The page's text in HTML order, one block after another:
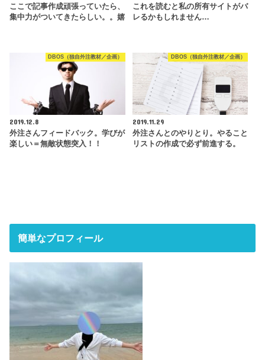
ここで記事作成頑張っていたら、
集中力がついてきたらしい。。嬉
これを読むと私の所有サイトがバ
レるかもしれません…
DBOS（独自外注教材／企画）
2019.12.8
外注さんフィードバック。学びが
楽しい＝無敵状態突入！！
DBOS（独自外注教材／企画）
2019.11.29
外注さんとのやりとり。やること
リストの作成で必ず前進する。
簡単なプロフィール